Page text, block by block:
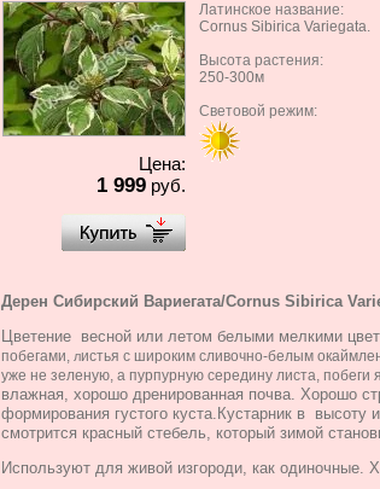
Цена:
1 999 руб.
Латинское название:
Cornus Sibirica Variegata.
Высота растения:
250-300м
Световой режим:
Дерен Сибирский Вариегата/Cornus Sibirica
Цветение весной или летом белыми мелкими
побегами, листья с широким сливочно-белым
уже не зеленую, а пурпурную середину листа, побеги
влажная, хорошо дренированная почва. Хорошо
формирования густого куста.Кустарник в
смотрится красный стебель, который зимой
Используют для живой изгороди, как одиночные.